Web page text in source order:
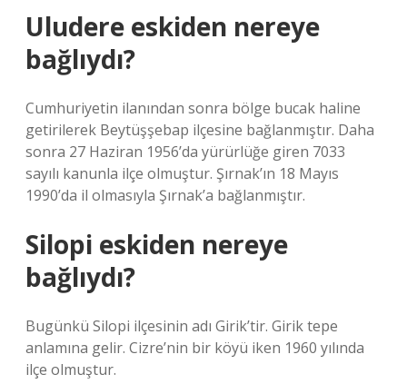
Uludere eskiden nereye
bağlıydı?
Cumhuriyetin ilanından sonra bölge bucak haline
getirilerek Beytüşşebap ilçesine bağlanmıştır. Daha
sonra 27 Haziran 1956’da yürürlüğe giren 7033
sayılı kanunla ilçe olmuştur. Şırnak’ın 18 Mayıs
1990’da il olmasıyla Şırnak’a bağlanmıştır.
Silopi eskiden nereye
bağlıydı?
Bugünkü Silopi ilçesinin adı Girik’tir. Girik tepe
anlamına gelir. Cizre’nin bir köyü iken 1960 yılında
ilçe olmuştur.